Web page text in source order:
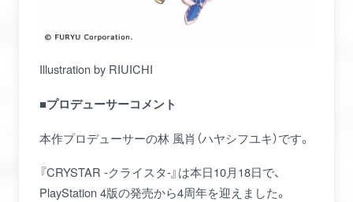
Illustration by RIUICHI
■プロデューサーコメント
本作プロデューサーの林 風肖（ハヤシフユキ）です。
『CRYSTAR -クライスタ-』は本日10月18日で、
PlayStation 4版の発売から4周年を迎えました。